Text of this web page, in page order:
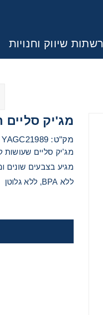
רשתות שיווק וחנויות
מג'יק סליים
מק"ט: YAGC21989
מג’יק סליים שעושות
מגיע בצבעים שונים
ללא BPA, ללא גלוטן
מידע עבור: